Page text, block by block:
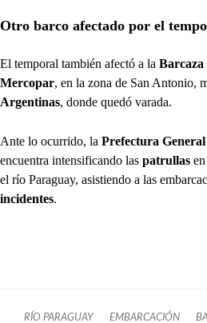
Otro barco afectado por el
El temporal también afectó a la
Mercopar, en la zona de San Antonio,
Argentinas, donde quedó varada.
Ante lo ocurrido, la Prefectura
encuentra intensificando las patrullas
el río Paraguay, asistiendo a las
incidentes.
RÍO PARAGUAY EMBARCACIÓN